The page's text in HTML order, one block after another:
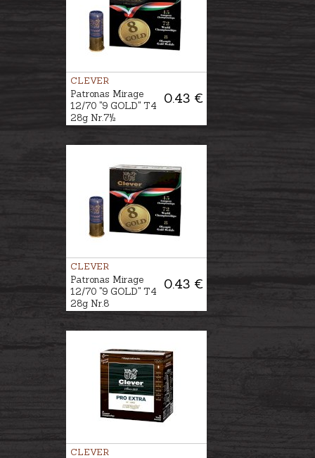
CLEVER
0.43 €
Patronas Mirage
12/70 "9 GOLD" T4
28g Nr.7½
CLEVER
0.43 €
Patronas Mirage
12/70 "9 GOLD" T4
28g Nr.8
CLEVER